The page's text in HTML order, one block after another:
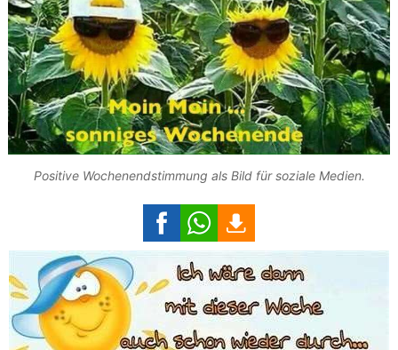
Positive Wochenendstimmung als Bild für soziale Medien.